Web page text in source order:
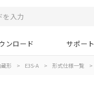
ンロード サポート
形 > E3S-A > 形式仕様一覧 >